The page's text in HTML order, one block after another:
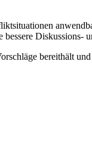
Diskussions-
bereithält